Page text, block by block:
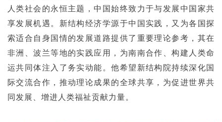
人类社会的永恒主题，中国始终致力于与发展中国家共
享发展机遇。新结构经济学源于中国实践，又为各国探
索适合自身国情的发展道路提供了重要理论参考，其在
非洲、波兰等地的实践应用，为南南合作、构建人类命
运共同体注入了务实动能。他希望新结构院持续深化国
际交流合作，推动理论成果的全球共享，为促进世界共
同发展、增进人类福祉贡献力量。